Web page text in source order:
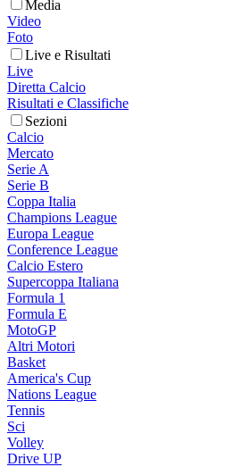
Media
Video
Foto
Live e Risultati
Live
Diretta Calcio
Risultati e Classifiche
Sezioni
Calcio
Mercato
Serie A
Serie B
Coppa Italia
Champions League
Europa League
Conference League
Calcio Estero
Supercoppa Italiana
Formula 1
Formula E
MotoGP
Altri Motori
Basket
America's Cup
Nations League
Tennis
Sci
Volley
Drive UP